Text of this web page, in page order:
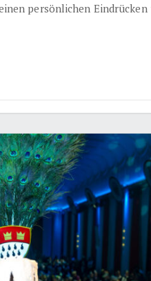
persönlichen Eindrücken